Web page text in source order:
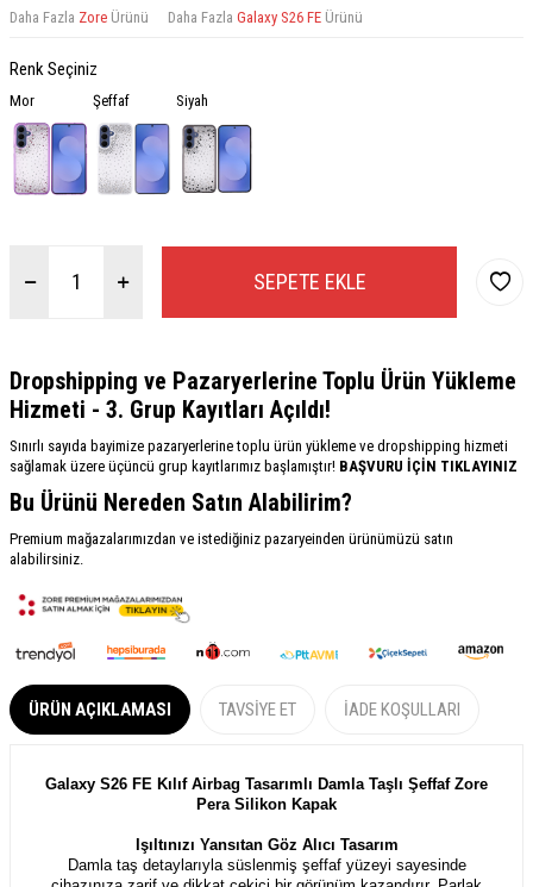
Daha Fazla Zore Ürünü Daha Fazla Galaxy S26 FE Ürünü
Renk Seçiniz
Mor Şeffaf Siyah
SEPETE EKLE
Dropshipping ve Pazaryerlerine Toplu Ürün Yükleme
Hizmeti - 3. Grup Kayıtları Açıldı!
Sınırlı sayıda bayimize pazaryerlerine toplu ürün yükleme ve dropshipping hizmeti
sağlamak üzere üçüncü grup kayıtlarımız başlamıştır! BAŞVURU İÇİN TIKLAYINIZ
Bu Ürünü Nereden Satın Alabilirim?
Premium mağazalarımızdan ve istediğiniz pazaryeinden ürünümüzü satın
alabilirsiniz.
ÜRÜN AÇIKLAMASI TAVSIYE ET İADE KOŞULLARI
Galaxy S26 FE Kılıf Airbag Tasarımlı Damla Taşlı Şeffaf Zore
Pera Silikon Kapak
Işıltınızı Yansıtan Göz Alıcı Tasarım
Damla taş detaylarıyla süslenmiş şeffaf yüzeyi sayesinde